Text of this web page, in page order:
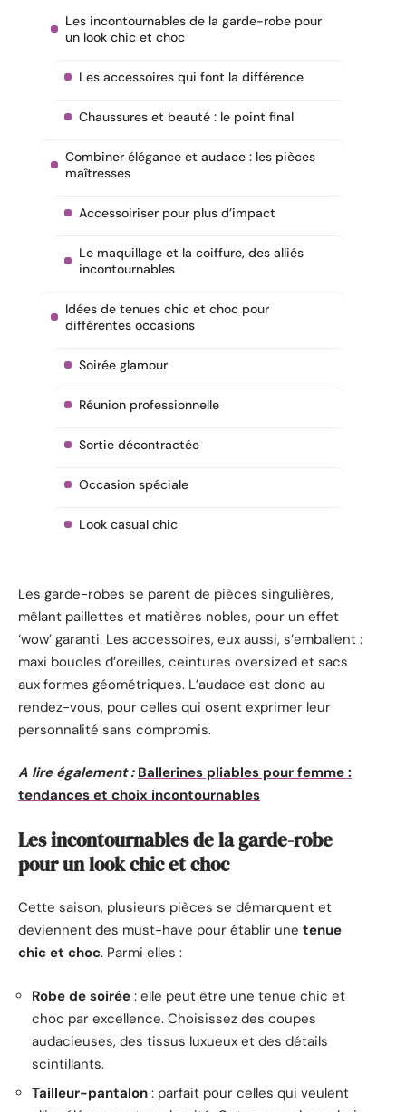
Les incontournables de la garde-robe pour
un look chic et choc
Les accessoires qui font la différence
Chaussures et beauté : le point final
Combiner élégance et audace : les pièces
maîtresses
Accessoiriser pour plus d’impact
Le maquillage et la coiffure, des alliés
incontournables
Idées de tenues chic et choc pour
différentes occasions
Soirée glamour
Réunion professionnelle
Sortie décontractée
Occasion spéciale
Look casual chic
Les garde-robes se parent de pièces singulières,
mêlant paillettes et matières nobles, pour un effet
‘wow’ garanti. Les accessoires, eux aussi, s’emballent :
maxi boucles d’oreilles, ceintures oversized et sacs
aux formes géométriques. L’audace est donc au
rendez-vous, pour celles qui osent exprimer leur
personnalité sans compromis.
A lire également : Ballerines pliables pour femme :
tendances et choix incontournables
Les incontournables de la garde-robe
pour un look chic et choc
Cette saison, plusieurs pièces se démarquent et
deviennent des must-have pour établir une tenue
chic et choc. Parmi elles :
Robe de soirée : elle peut être une tenue chic et
choc par excellence. Choisissez des coupes
audacieuses, des tissus luxueux et des détails
scintillants.
Tailleur-pantalon : parfait pour celles qui veulent